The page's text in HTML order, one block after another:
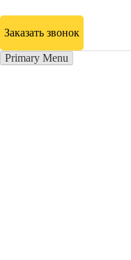
Заказать звонок
Primary Menu